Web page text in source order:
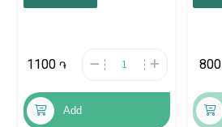
1100 ֏
Add
800